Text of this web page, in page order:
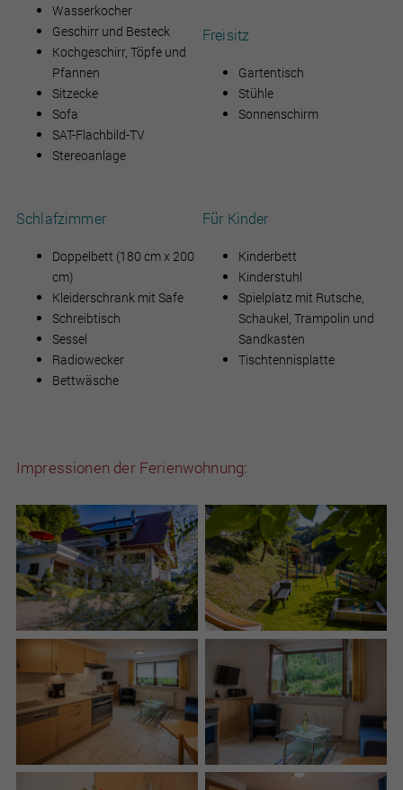
Wasserkocher
Geschirr und Besteck
Kochgeschirr, Töpfe und
Pfannen
Sitzecke
Sofa
SAT-Flachbild-TV
Stereoanlage
Freisitz
Gartentisch
Stühle
Sonnenschirm
Schlafzimmer
Doppelbett (180 cm x 200
cm)
Kleiderschrank mit Safe
Schreibtisch
Sessel
Radiowecker
Bettwäsche
Für Kinder
Kinderbett
Kinderstuhl
Spielplatz mit Rutsche,
Schaukel, Trampolin und
Sandkasten
Tischtennisplatte
Impressionen der Ferienwohnung: